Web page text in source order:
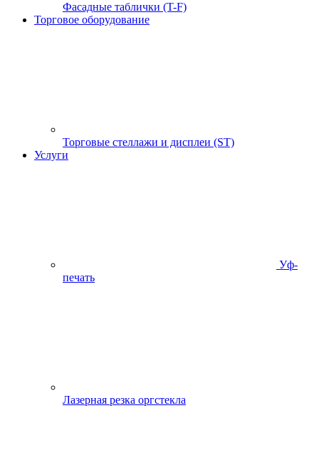
Фасадные таблички (T-F)
Торговое оборудование
Торговые стеллажи и дисплеи (ST)
Услуги
Уф-
печать
Лазерная резка оргстекла